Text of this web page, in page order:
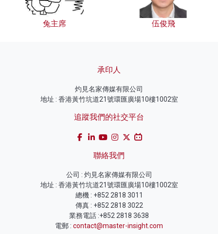
兔主席 伍俊飛
承印人
灼見名家傳媒有限公司
地址 : 香港黃竹坑道21號環匯廣場10樓1002室
追蹤我們的社交平台
聯絡我們
公司 : 灼見名家傳媒有限公司
地址 : 香港黃竹坑道21號環匯廣場10樓1002室
總機 : +852 2818 3011
傳真 : +852 2818 3022
業務電話 :+852 2818 3638
電郵 : contact@master-insight.com